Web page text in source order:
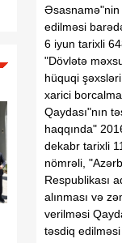
Əsasnamə"nin
edilməsi
6 iyun tarixli
"Dövlətə
hüquqi
xarici
Qaydası"nın
haqqında"
dekabr tarixli
nömrəli,
Respublikası
alınması və
verilməsi
təsdiq